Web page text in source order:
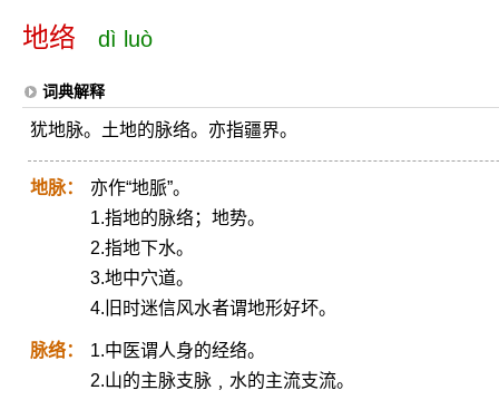
地络 dì luò
词典解释
犹地脉。土地的脉络。亦指疆界。
地脉：
亦作“地脈”。
1.指地的脉络；地势。
2.指地下水。
3.地中穴道。
4.旧时迷信风水者谓地形好坏。
脉络：
1.中医谓人身的经络。
2.山的主脉支脉﹐水的主流支流。